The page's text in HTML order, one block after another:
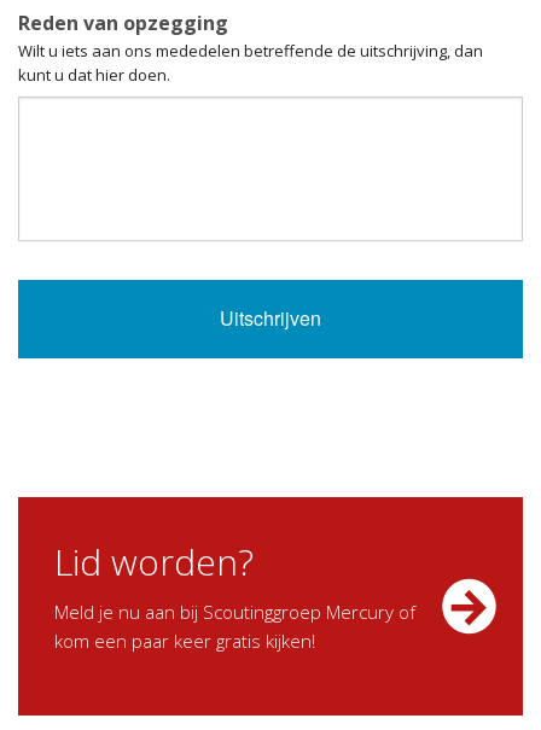
Reden van opzegging
Wilt u iets aan ons mededelen betreffende de uitschrijving, dan
kunt u dat hier doen.
Lid worden?
Meld je nu aan bij Scoutinggroep Mercury of
kom een paar keer gratis kijken!